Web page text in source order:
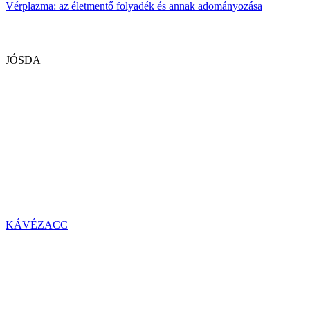
Vérplazma: az életmentő folyadék és annak adományozása
JÓSDA
KÁVÉZACC